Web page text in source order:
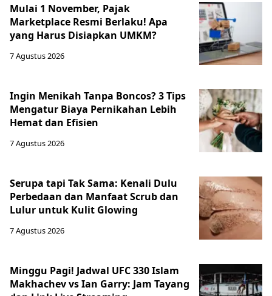
Mulai 1 November, Pajak
Marketplace Resmi Berlaku! Apa
yang Harus Disiapkan UMKM?
7 Agustus 2026
Ingin Menikah Tanpa Boncos? 3 Tips
Mengatur Biaya Pernikahan Lebih
Hemat dan Efisien
7 Agustus 2026
Serupa tapi Tak Sama: Kenali Dulu
Perbedaan dan Manfaat Scrub dan
Lulur untuk Kulit Glowing
7 Agustus 2026
Minggu Pagi! Jadwal UFC 330 Islam
Makhachev vs Ian Garry: Jam Tayang